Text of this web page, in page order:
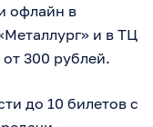
офлайн в
и в ТЦ
300 рублей.
до 10 билетов с